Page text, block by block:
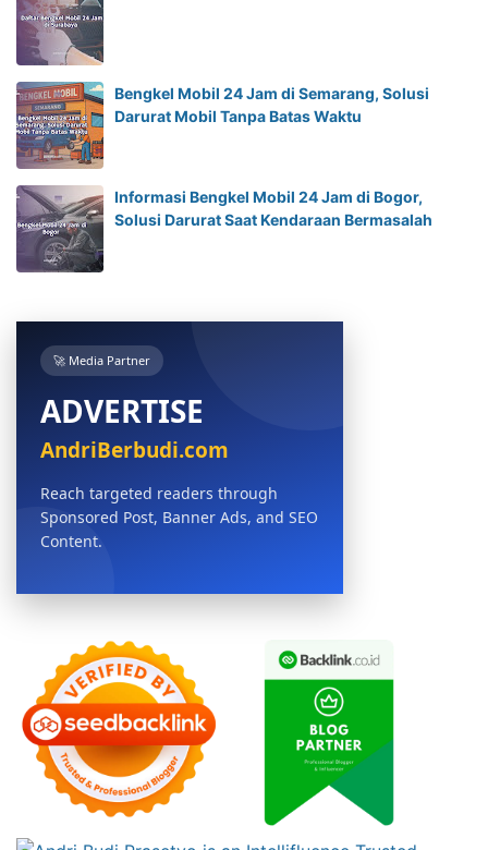
Bengkel Mobil 24 Jam di Semarang, Solusi
Darurat Mobil Tanpa Batas Waktu
Informasi Bengkel Mobil 24 Jam di Bogor,
Solusi Darurat Saat Kendaraan Bermasalah
🚀 Media Partner
ADVERTISE
AndriBerbudi.com
Reach targeted readers through
Sponsored Post, Banner Ads, and SEO
Content.